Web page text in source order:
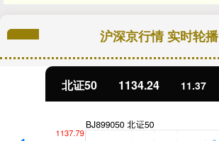
沪深京行情 实时轮播
北证50 1134.24 11.37